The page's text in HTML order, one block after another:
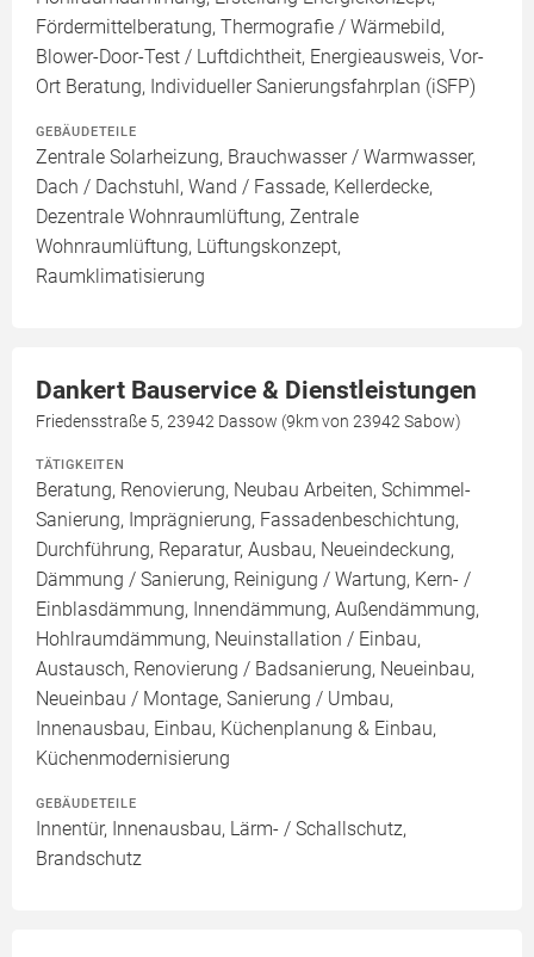
Fördermittelberatung, Thermografie / Wärmebild,
Blower-Door-Test / Luftdichtheit, Energieausweis, Vor-
Ort Beratung, Individueller Sanierungsfahrplan (iSFP)
GEBÄUDETEILE
Zentrale Solarheizung, Brauchwasser / Warmwasser,
Dach / Dachstuhl, Wand / Fassade, Kellerdecke,
Dezentrale Wohnraumlüftung, Zentrale
Wohnraumlüftung, Lüftungskonzept,
Raumklimatisierung
Dankert Bauservice & Dienstleistungen
Friedensstraße 5, 23942 Dassow (9km von 23942 Sabow)
TÄTIGKEITEN
Beratung, Renovierung, Neubau Arbeiten, Schimmel-
Sanierung, Imprägnierung, Fassadenbeschichtung,
Durchführung, Reparatur, Ausbau, Neueindeckung,
Dämmung / Sanierung, Reinigung / Wartung, Kern- /
Einblasdämmung, Innendämmung, Außendämmung,
Hohlraumdämmung, Neuinstallation / Einbau,
Austausch, Renovierung / Badsanierung, Neueinbau,
Neueinbau / Montage, Sanierung / Umbau,
Innenausbau, Einbau, Küchenplanung & Einbau,
Küchenmodernisierung
GEBÄUDETEILE
Innentür, Innenausbau, Lärm- / Schallschutz,
Brandschutz